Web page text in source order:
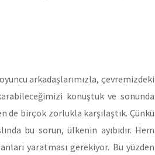
arkadaşlarımızla, çevremizdeki
konuştuk ve sonunda
de birçok zorlukla karşılaştık. Çünkü
bu sorun, ülkenin ayıbıdır. Hem
yaratması gerekiyor. Bu yüzden